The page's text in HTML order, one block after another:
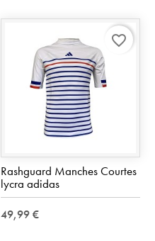
Rashguard Manches Courtes
lycra adidas
49,99 €
favorite_border